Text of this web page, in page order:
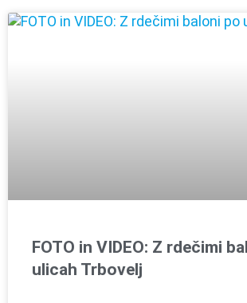
FOTO in VIDEO: Z rdečimi
ulicah Trbovelj